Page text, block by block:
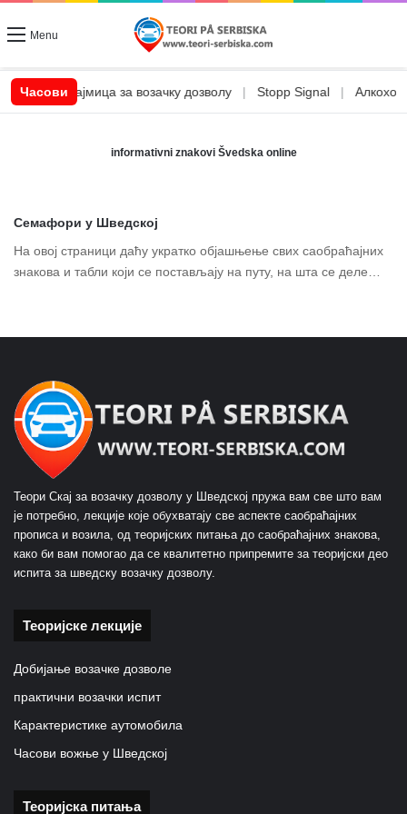
Menu
Часови
CSN позајмица за возачку дозволу | Stopp Signal | Алкохол
informativni znakovi Švedska online
Семафори у Шведској
На овој страници даћу укратко објашњење свих саобраћајних
знакова и табли који се постављају на путу, на шта се деле…
Теори Скај за возачку дозволу у Шведској пружа вам све што вам
је потребно, лекције које обухватају све аспекте саобраћајних
прописа и возила, од теоријских питања до саобраћајних знакова,
како би вам помогао да се квалитетно припремите за теоријски део
испита за шведску возачку дозволу.
Теоријске лекције
Добијање возачке дозволе
практични возачки испит
Карактеристике аутомобила
Часови вожње у Шведској
Теоријска питања